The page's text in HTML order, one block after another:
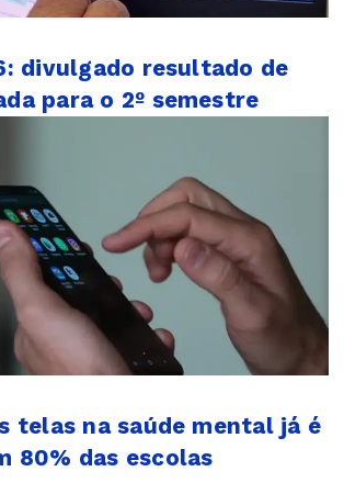
divulgado resultado de
para o 2º semestre
telas na saúde mental já é
80% das escolas